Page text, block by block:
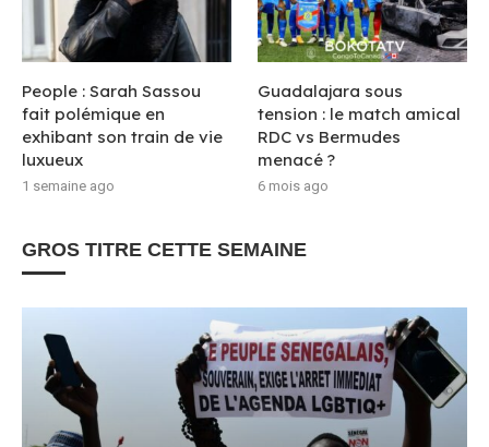
People : Sarah Sassou
fait polémique en
exhibant son train de vie
luxueux
1 semaine ago
Guadalajara sous
tension : le match amical
RDC vs Bermudes
menacé ?
6 mois ago
GROS TITRE CETTE SEMAINE